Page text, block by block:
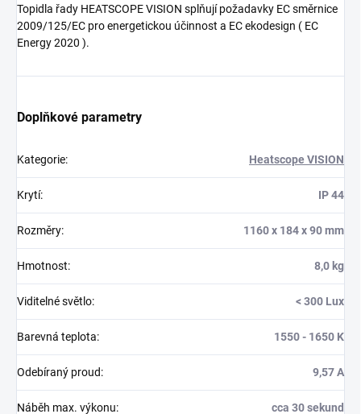
Topidla řady HEATSCOPE VISION splňují požadavky EC směrnice
2009/125/EC pro energetickou účinnost a EC ekodesign ( EC
Energy 2020 ).
Doplňkové parametry
Kategorie: Heatscope VISION
Krytí: IP 44
Rozměry: 1160 x 184 x 90 mm
Hmotnost: 8,0 kg
Viditelné světlo: < 300 Lux
Barevná teplota: 1550 - 1650 K
Odebíraný proud: 9,57 A
Náběh max. výkonu: cca 30 sekund